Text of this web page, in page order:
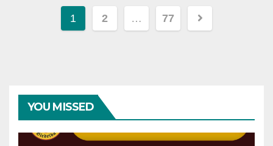
Навигация
1 2 … 77
YOU MISSED